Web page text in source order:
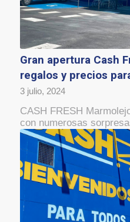
Gran apertura Cash
regalos y precios
3 julio, 2024
CASH FRESH
con numerosas